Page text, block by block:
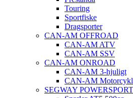
Touring
Sportfiske
Dragsporter
CAN-AM OFFROAD
CAN-AM ATV
CAN-AM SSV
CAN-AM ONROAD
CAN-AM 3-hjuligt
CAN-AM
SEGWAY